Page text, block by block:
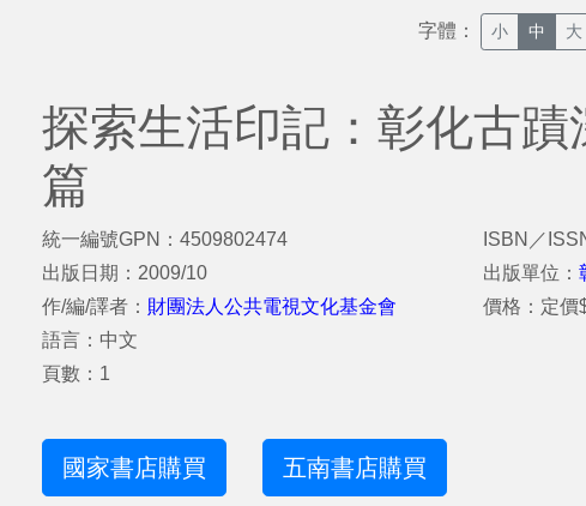
字體： 小 中 大
探索生活印記：彰化古蹟
篇
統一編號GPN：4509802474
出版日期：2009/10
作/編/譯者： 財團法人公共電視文化基金會
語言：中文
頁數：1
ISBN／
出版單位：
價格：定價
國家書店購買 五南書店購買